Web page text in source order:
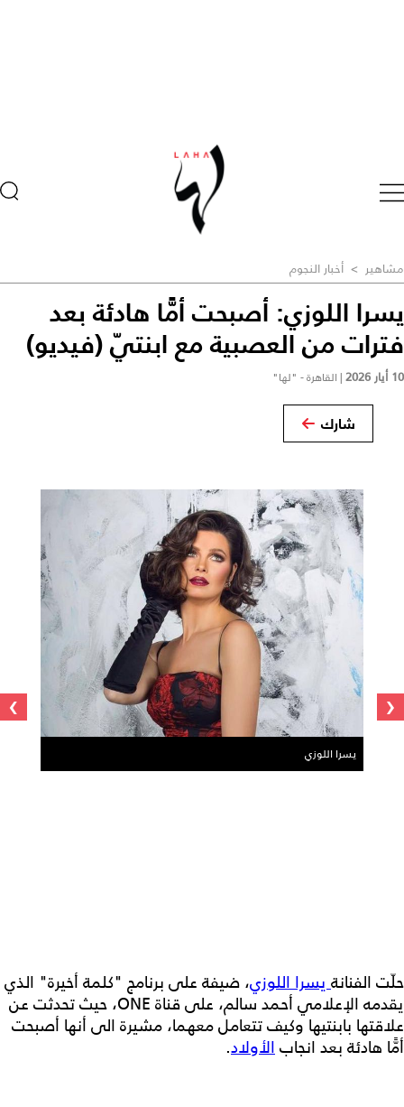
مشاهير > أخبار النجوم
يسرا اللوزي: أصبحت أمًّا هادئة بعد
فترات من العصبية مع ابنتيّ (فيديو)
10 أيار 2026 | القاهرة - "لها"
شارك
يسرا اللوزي
‹
›
حلّت الفنانةيسرا اللوزي، ضيفة على برنامج "كلمة أخيرة" الذي
يقدمه الإعلامي أحمد سالم، على قناة ONE، حيث تحدثت عن
علاقتها بابنتيها وكيف تتعامل معهما، مشيرة الى أنها أصبحت
أمًّا هادئة بعد انجابالأولاد.